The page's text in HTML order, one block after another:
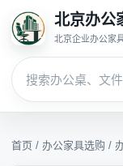
北京办公
北京企业办公家
首页 / 办公家具选购 /